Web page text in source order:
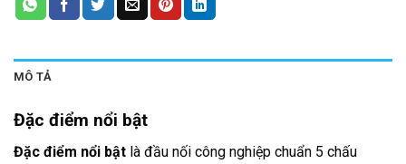
MÔ TẢ
Đặc điểm nổi bật
Đặc điểm nổi bật là đầu nối công nghiệp chuẩn 5 chấu